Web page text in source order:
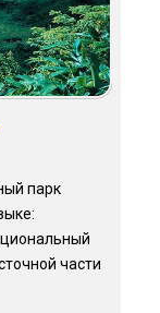
парк
части